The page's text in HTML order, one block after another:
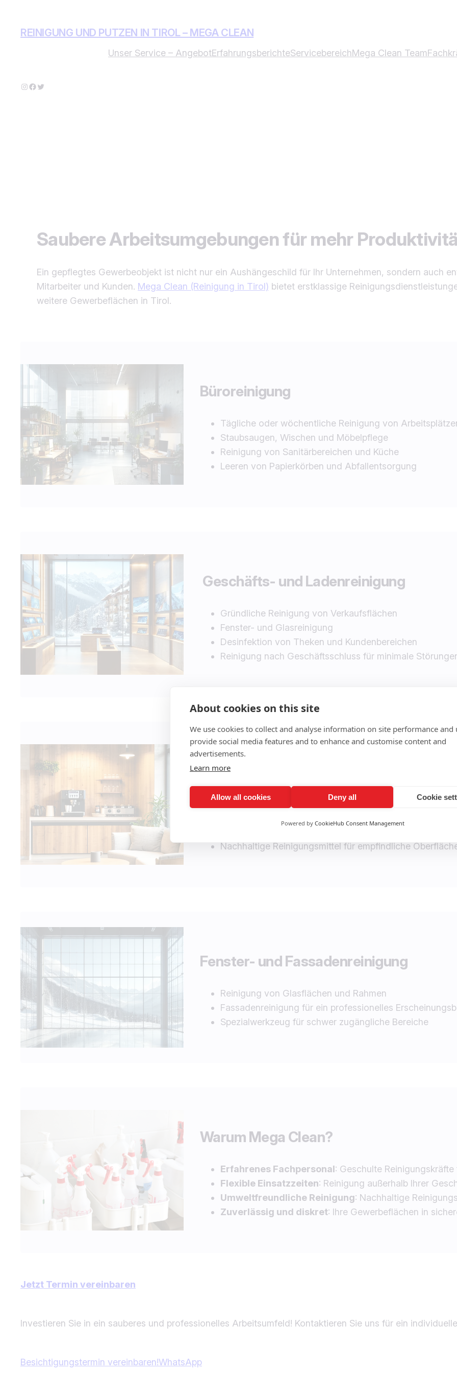
springen
REINIGUNG UND PUTZEN IN TIROL – MEGA CLEAN
Unser Service – AngebotErfahrungsberichteServicebereichMega Clean Team
Instagram
Facebook
Twitter
Saubere Arbeitsumgebungen für mehr
Ein gepflegtes Gewerbeobjekt ist nicht nur ein Aushängeschild für Ihr Unternehmen, sondern auch
Mitarbeiter und Kunden. Mega Clean (Reinigung in Tirol) bietet erstklassige
weitere Gewerbeflächen in Tirol.
Büroreinigung
Tägliche oder wöchentliche Reinigung von
Staubsaugen, Wischen und Möbelpflege
Reinigung von Sanitärbereichen und Küche
Leeren von Papierkörben und Abfallentsorgung
Geschäfts- und Ladenreinigung
Gründliche Reinigung von Verkaufsflächen
Fenster- und Glasreinigung
Desinfektion von Theken und Kundenbereichen
Reinigung nach Geschäftsschluss für minimale
Praxis- und Kanzleireinigung
Hygienische Reinigung für Arztpraxen,
Nachhaltige Reinigungsmittel für empfindliche
Fenster- und Fassadenreinigung
Reinigung von Glasflächen und Rahmen
Fassadenreinigung für ein professionelles
Spezialwerkzeug für schwer zugängliche Bereiche
Warum Mega Clean?
Erfahrenes Fachpersonal: Geschulte
Flexible Einsatzzeiten: Reinigung außerhalb Ihrer
Umweltfreundliche Reinigung: Nachhaltige
Zuverlässig und diskret: Ihre Gewerbeflächen in
Jetzt Termin vereinbaren
Investieren Sie in ein sauberes und professionelles Arbeitsumfeld! Kontaktieren Sie uns für ein
Besichtigungstermin vereinbaren!WhatsApp
About cookies on this site
We use cookies to collect and analyse information on site performance and
provide social media features and to enhance and customise content and
advertisements.
Learn more
Allow all cookies Deny all Cookie
Powered by CookieHub Consent Management